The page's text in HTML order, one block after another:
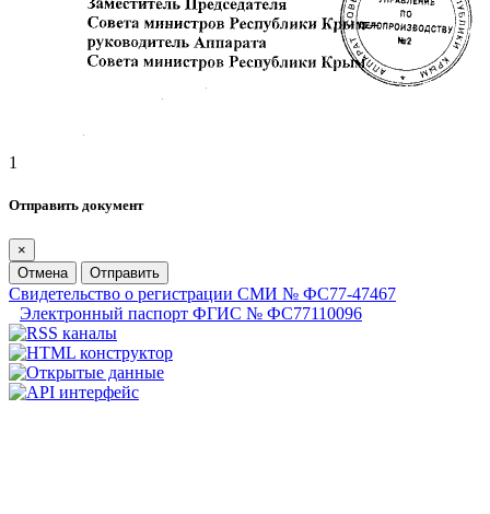
1
Отправить документ
×
Отмена
Отправить
Свидетельство о регистрации СМИ № ФС77-47467
Электронный паспорт ФГИС № ФС77110096